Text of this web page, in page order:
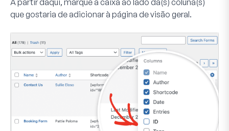
que gostaria de adicionar à página de visão geral.